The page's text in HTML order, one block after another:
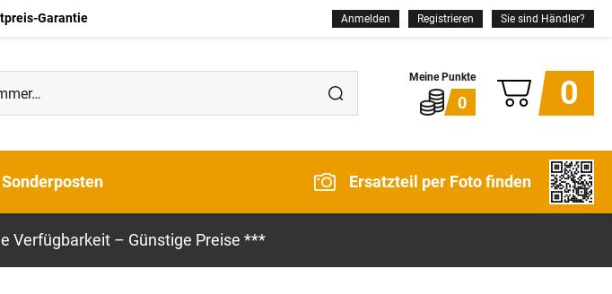
Garantie Anmelden Registrieren Sie sind Händler?
0 0
Sonderposten Ersatzteil per Foto finden
Verfügbarkeit – Günstige Preise ***